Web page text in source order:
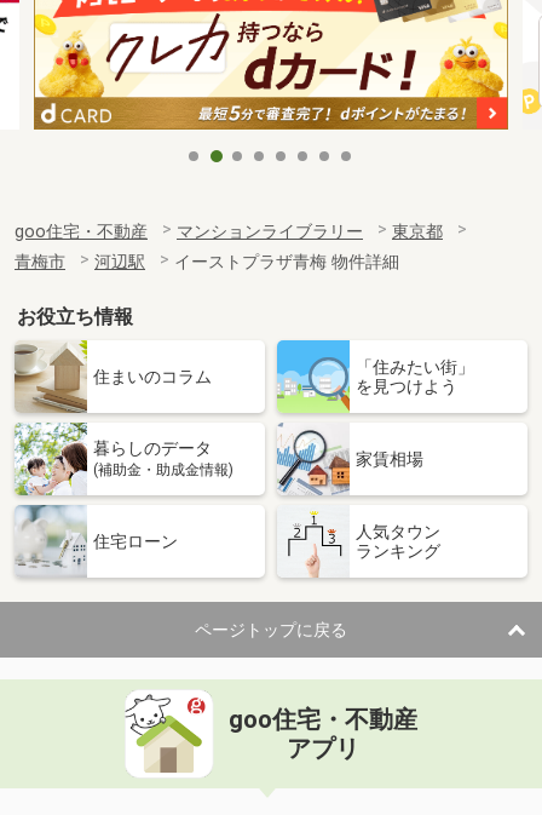
goo住宅・不動産 マンションライブラリー
東京都
青梅市
河辺駅 イーストプラザ青梅 物件詳細
お役立ち情報
住まいのコラム
「住みたい街」
を見つけよう
暮らしのデータ
(補助金・助成金情報)
家賃相場
住宅ローン
人気タウン
ランキング
ページトップに戻る
goo住宅・不動産
アプリ